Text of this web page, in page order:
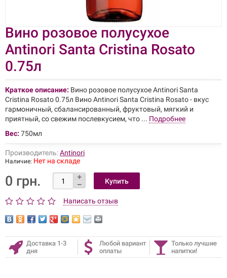
Вино розовое полусухое
Antinori Santa Cristina Rosato
0.75л
Краткое описание: Вино розовое полусухое Antinori Santa
Cristina Rosato 0.75л Вино Antinori Santa Cristina Rosato - вкус
гармоничный, сбалансированный, фруктовый, мягкий и
приятный, со свежим послевкусием, что ... Подробнее
Вес: 750мл
Производитель:Antinori
Наличие: Нет на складе
0 грн.
Написать отзыв
Доставка 1-3
дня
Любой вариант
оплаты
Только лучшие
напитки!